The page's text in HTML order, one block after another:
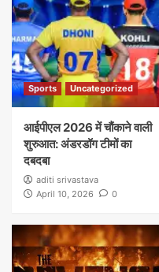
Sports Uncategorized
आईपीएल 2026 में चौंकाने वाली
शुरुआत: अंडरडॉग टीमों का
दबदबा
aditi srivastava
April 10, 2026
0